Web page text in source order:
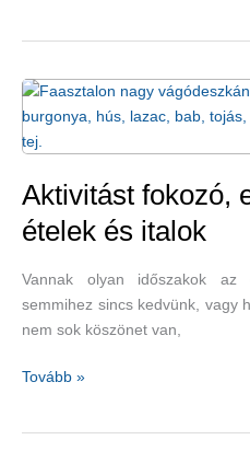
–
cukkinis
zöldborsósaláta-
Aktivitást fokozó,
ételek és italok
Vannak olyan időszakok az
semmihez sincs kedvünk, vagy
nem sok köszönet van,
Aktivitást
Tovább »